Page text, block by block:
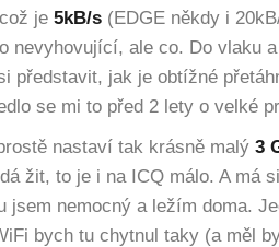
je 5kB/s (EDGE někdy i
nevyhovující, ale co. Do vlaku
představit, jak je obtížné
se mi to před 2 lety o velké
nastaví tak krásně malý 3
žit, to je i na ICQ málo. A má
jsem nemocný a ležím doma.
bych tu chytnul taky (a měl